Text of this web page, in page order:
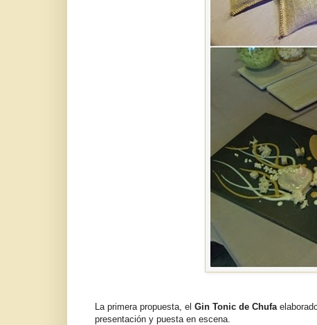
La primera propuesta, el Gin Tonic de Chufa
presentación y puesta en escena.